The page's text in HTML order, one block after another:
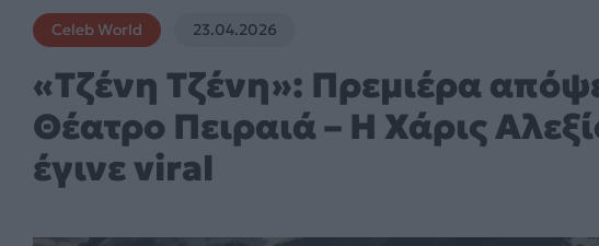
Celeb World 23.04.2026
«Τζένη Τζένη»: Πρεμιέρα
Θέατρο Πειραιά – Η Χάρις
έγινε viral